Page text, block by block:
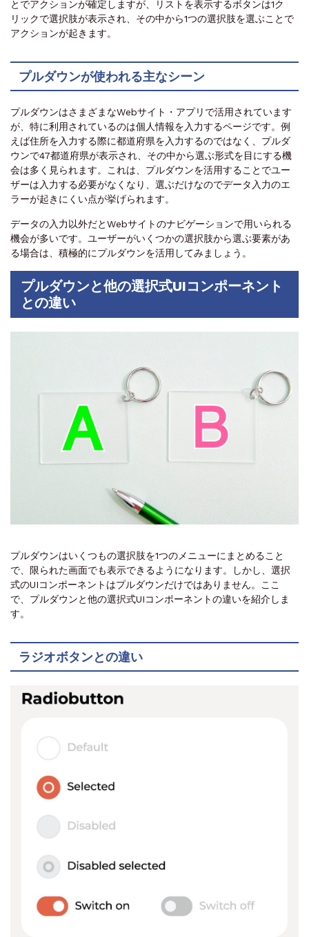
とでアクションが確定しますが、リストを表示するボタンは1ク
リックで選択肢が表示され、その中から1つの選択肢を選ぶことで
アクションが起きます。
プルダウンが使われる主なシーン
プルダウンはさまざまなWebサイト・アプリで活用されています
が、特に利用されているのは個人情報を入力するページです。例
えば住所を入力する際に都道府県を入力するのではなく、プルダ
ウンで47都道府県が表示され、その中から選ぶ形式を目にする機
会は多く見られます。これは、プルダウンを活用することでユー
ザーは入力する必要がなくなり、選ぶだけなのでデータ入力のエ
ラーが起きにくい点が挙げられます。
データの入力以外だとWebサイトのナビゲーションで用いられる
機会が多いです。ユーザーがいくつかの選択肢から選ぶ要素があ
る場合は、積極的にプルダウンを活用してみましょう。
プルダウンと他の選択式UIコンポーネント
との違い
プルダウンはいくつもの選択肢を1つのメニューにまとめること
で、限られた画面でも表示できるようになります。しかし、選択
式のUIコンポーネントはプルダウンだけではありません。ここ
で、プルダウンと他の選択式UIコンポーネントの違いを紹介しま
す。
ラジオボタンとの違い